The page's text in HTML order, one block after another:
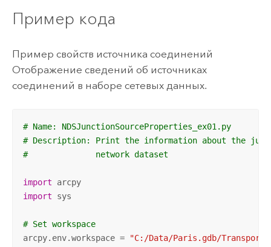
Пример кода
Пример свойств источника соединений
Отображение сведений об источниках
соединений в наборе сетевых данных.
# Name: NDSJunctionSourceProperties_ex01.py
# Description: Print the information about the
#              network dataset
import
arcpy
import sys
# Set workspace
arcpy.env.workspace =
"C:/Data/Paris.gdb/